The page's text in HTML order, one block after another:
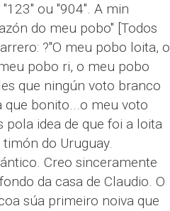
ou "904". A min
do meu pobo" [Todos
?"O meu pobo loita, o
pobo ri, o meu pobo
que ningún voto branco
que bonito...o meu voto
idea de que foi a loita
do Uruguay.
Creo sinceramente
da casa de Claudio. O
súa primeiro noiva que